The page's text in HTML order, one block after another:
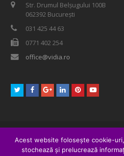
Str. Drumul Belșugului 100B
062392 București
031 425 44 63
0771 402 254
office@vidia.ro
TwitterFacebookGooglePlus
LinkedInPinterestYoutube
© 2016 XPOSED Media SRL.
form 201
Acest website folosește cookie-
stochează și prelucrează